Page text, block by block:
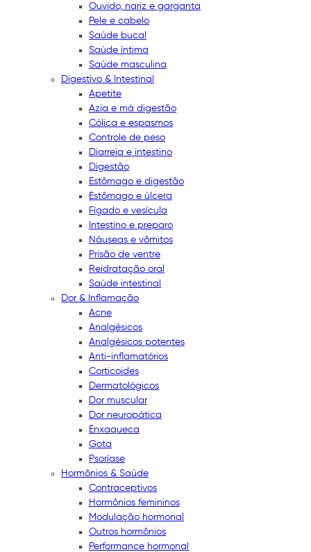
Ouvido, nariz e garganta
Pele e cabelo
Saúde bucal
Saúde íntima
Saúde masculina
Digestivo & Intestinal
Apetite
Azia e má digestão
Cólica e espasmos
Controle de peso
Diarreia e intestino
Digestão
Estômago e digestão
Estômago e úlcera
Fígado e vesícula
Intestino e preparo
Náuseas e vômitos
Prisão de ventre
Reidratação oral
Saúde intestinal
Dor & Inflamação
Acne
Analgésicos
Analgésicos potentes
Anti-inflamatórios
Corticoides
Dermatológicos
Dor muscular
Dor neuropática
Enxaqueca
Gota
Psoríase
Hormônios & Saúde
Contraceptivos
Hormônios femininos
Modulação hormonal
Outros hormônios
Performance hormonal